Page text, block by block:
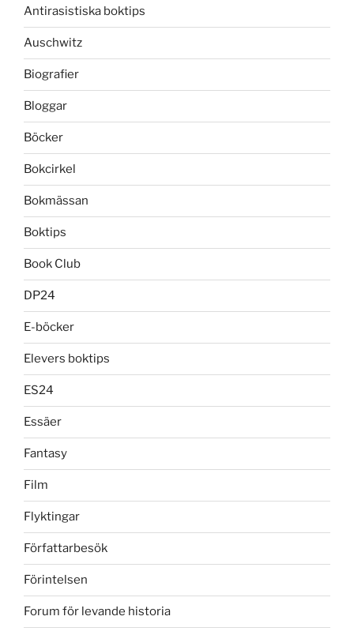
Antirasistiska boktips
Auschwitz
Biografier
Bloggar
Böcker
Bokcirkel
Bokmässan
Boktips
Book Club
DP24
E-böcker
Elevers boktips
ES24
Essäer
Fantasy
Film
Flyktingar
Författarbesök
Förintelsen
Forum för levande historia